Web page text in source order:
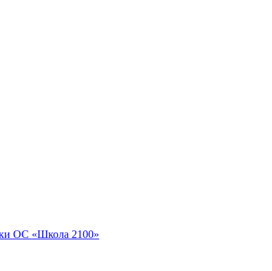
ОС «Школа 2100»